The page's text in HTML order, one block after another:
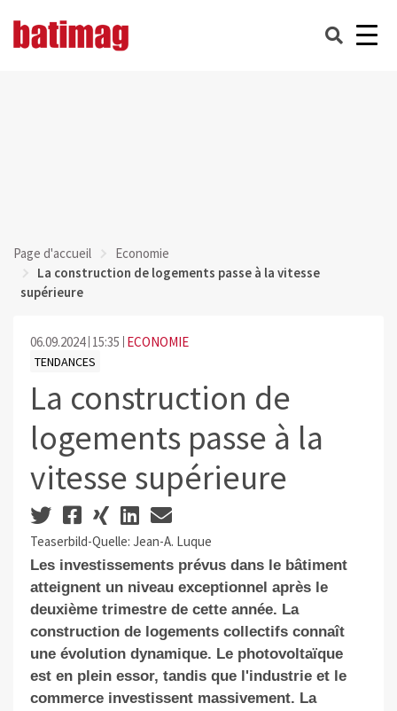
Page d'accueil
Economie
La construction de logements passe à la vitesse
supérieure
06.09.2024 15:35 ECONOMIE
TENDANCES
La construction de
logements passe à la
vitesse supérieure
Teaserbild-Quelle: Jean-A. Luque
Les investissements prévus dans le bâtiment
atteignent un niveau exceptionnel après le
deuxième trimestre de cette année. La
construction de logements collectifs connaît
une évolution dynamique. Le photovoltaïque
est en plein essor, tandis que l'industrie et le
commerce investissent massivement. La